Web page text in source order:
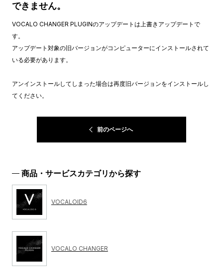
できません。
VOCALO CHANGER PLUGINのアップデートは上書きアップデートで
す。
アップデート対象の旧バージョンがコンピューターにインストールされて
いる必要があります。
アンインストールしてしまった場合は再度旧バージョンをインストールし
てください。
前のページへ
商品・サービスカテゴリから探す
VOCALOID6
VOCALO CHANGER